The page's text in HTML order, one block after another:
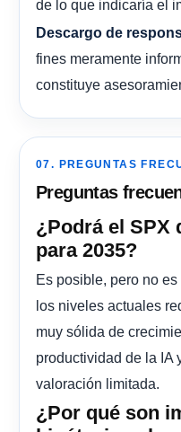
de lo que indicaría el
Descargo de
fines meramente
constituye
07. PREGUNTAS
Preguntas
¿Podrá el SPX
para 2035?
Es posible, pero no
los niveles actuales
muy sólida de
productividad de la IA
valoración limitada.
¿Por qué son